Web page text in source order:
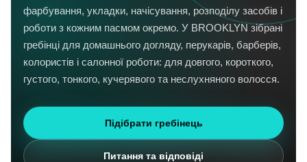
фарбування, укладки, начісування, розподілу засобів і
роботи з кожним пасмом окремо. У BROOKLYN зібрані
гребінці для домашнього догляду, перукарів, барберів,
колористів і салонної роботи: для довгого, короткого,
густого, тонкого, кучерявого та неслухняного волосся.
Підібрати гребінець
Питання та відповіді